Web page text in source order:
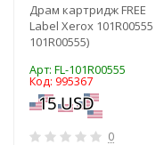
Драм картридж FREE
Label Xerox 101R00555
101R00555)
Арт: FL-101R00555
Код: 995367
0